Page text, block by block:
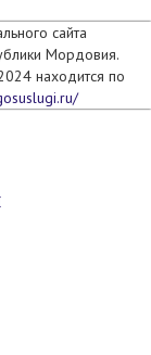
сайта
Мордовия.
находится по